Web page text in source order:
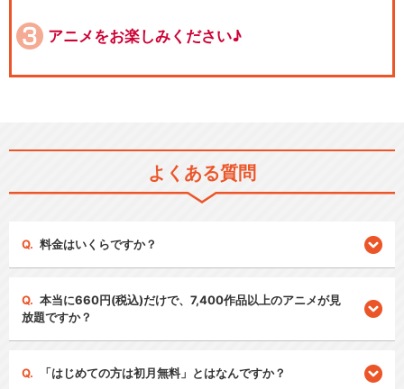
アニメをお楽しみください♪
よくある質問
料金はいくらですか？
本当に660円(税込)だけで、7,400作品以上のアニメが見
放題ですか？
「はじめての方は初月無料」とはなんですか？